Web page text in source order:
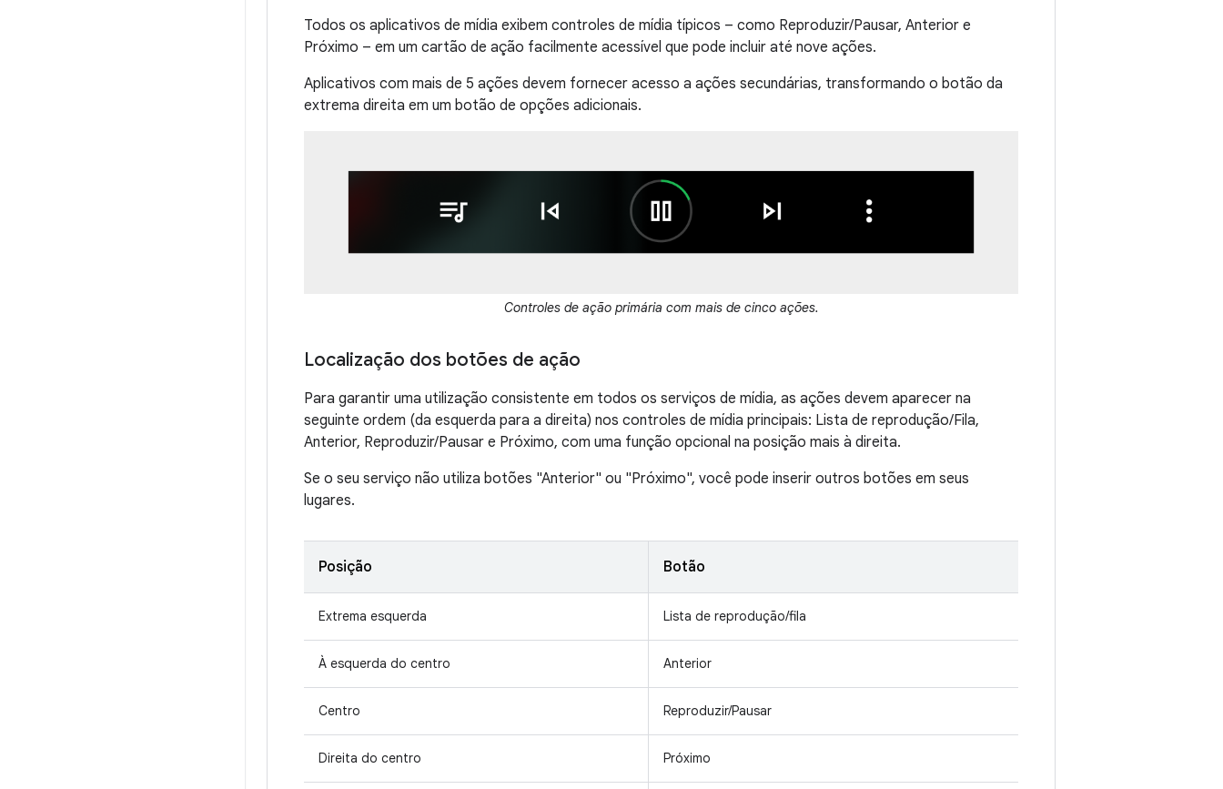
Todos os aplicativos de mídia exibem controles de mídia típicos – como Reproduzir/Pausar, Anterior e
Próximo – em um cartão de ação facilmente acessível que pode incluir até nove ações.
Aplicativos com mais de 5 ações devem fornecer acesso a ações secundárias, transformando o botão da
extrema direita em um botão de opções adicionais.
Controles de ação primária com mais de cinco ações.
Localização dos botões de ação
Para garantir uma utilização consistente em todos os serviços de mídia, as ações devem aparecer na
seguinte ordem (da esquerda para a direita) nos controles de mídia principais: Lista de reprodução/Fila,
Anterior, Reproduzir/Pausar e Próximo, com uma função opcional na posição mais à direita.
Se o seu serviço não utiliza botões "Anterior" ou "Próximo", você pode inserir outros botões em seus
lugares.
Posição Botão
Extrema esquerda Lista de reprodução/fila
À esquerda do centro Anterior
Centro Reproduzir/Pausar
Direita do centro Próximo